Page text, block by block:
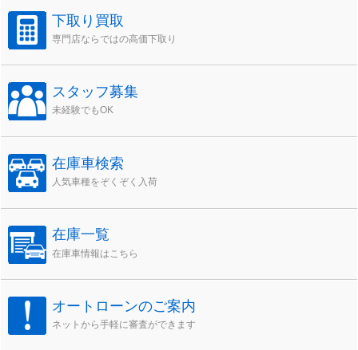
下取り買取
専門店ならではの高価下取り
スタッフ募集
未経験でもOK
在庫車検索
人気車種をぞくぞく入荷
在庫一覧
在庫車情報はこちら
オートローンのご案内
ネットから手軽に審査ができます